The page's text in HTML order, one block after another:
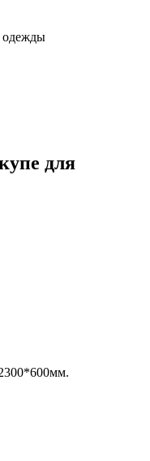
одежды
для